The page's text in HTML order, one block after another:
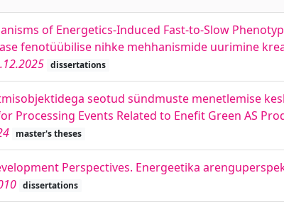
of Energetics-Induced Fast-to-Slow
fenotüübilise nihke mehhanismide uurimine
dissertations
seotud sündmuste menetlemise
Processing Events Related to Enefit Green AS
master's theses
Perspectives. Energeetika
dissertations